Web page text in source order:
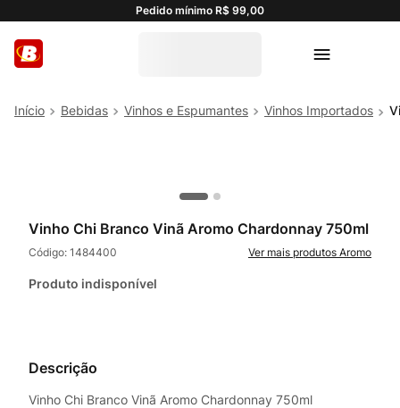
Pedido mínimo R$ 99,00
Bebidas Vinhos e Espumantes Vinhos Importados
Vinho Chi Branco Vinã Aromo Chardonnay 750ml
Código: 1484400 Aromo
Produto indisponível
Descrição
Vinho Chi Branco Vinã Aromo Chardonnay 750ml